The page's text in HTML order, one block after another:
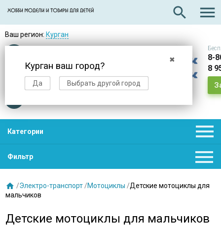
search 
Ваш регион: Курган
✖
Курган ваш город?
Да Выбрать другой город
Доставкав день заказа
8-
8
Категории 
Фильтр 
 /Электро-транспорт /Мотоциклы /Детские мотоциклы для
мальчиков
Детские мотоциклы для мальчиков